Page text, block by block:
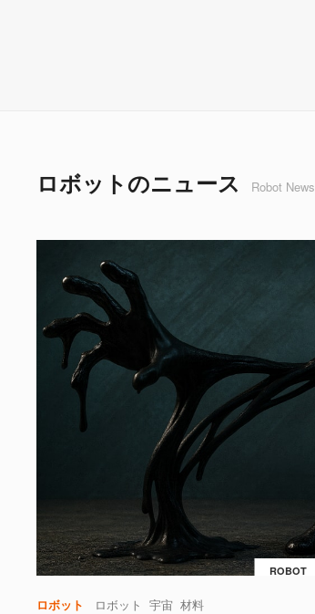
ロボットのニュース Robot News
ROBOT
ロボット ロボット 宇宙 材料